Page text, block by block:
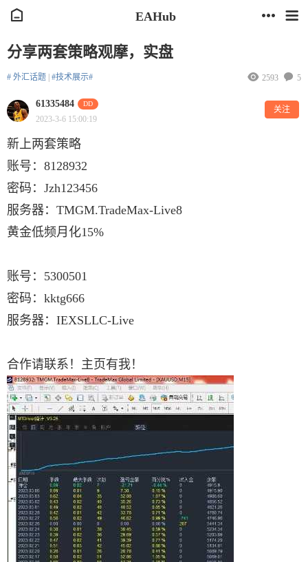
EAHub
分享两套策略观摩，实盘
# 外汇话题 #技术展示# 5
2593
61335484 DD
2023-3-6 15:00:19
关注
新上两套策略
账号：8128932
密码：Jzh123456
服务器：TMGM.TradeMax-Live8
黄金低频月化15%
账号：5300501
密码：kktg666
服务器：IEXSLLC-Live
合作请联系！主页有我！